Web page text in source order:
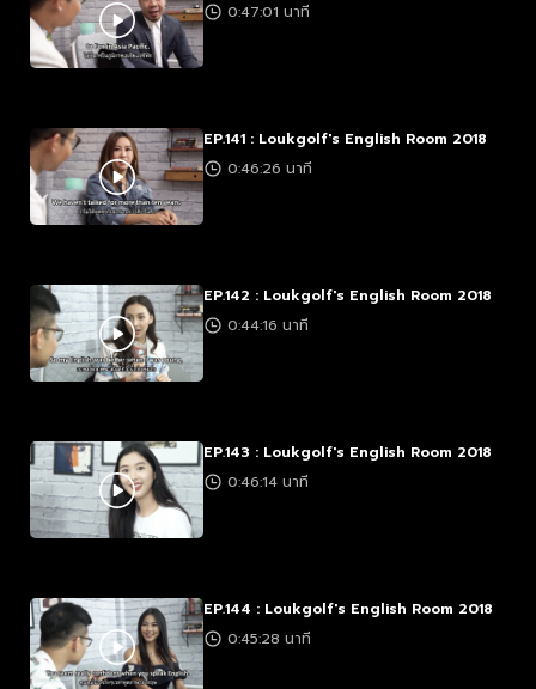
0:47:01 นาที
EP.141 : Loukgolf's English Room 2018
0:46:26 นาที
EP.142 : Loukgolf's English Room 2018
0:44:16 นาที
EP.143 : Loukgolf's English Room 2018
0:46:14 นาที
EP.144 : Loukgolf's English Room 2018
0:45:28 นาที